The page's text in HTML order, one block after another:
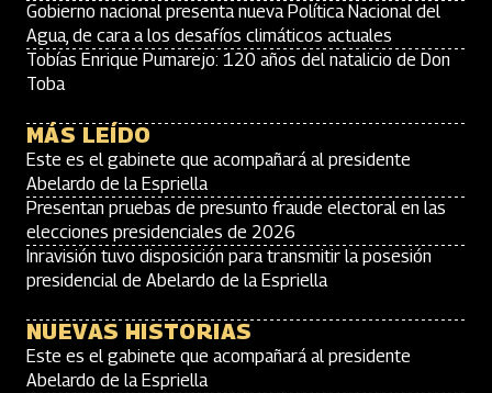
Gobierno nacional presenta nueva Política Nacional del
Agua, de cara a los desafíos climáticos actuales
Tobías Enrique Pumarejo: 120 años del natalicio de Don
Toba
MÁS LEÍDO
Este es el gabinete que acompañará al presidente
Abelardo de la Espriella
Presentan pruebas de presunto fraude electoral en las
elecciones presidenciales de 2026
Inravisión tuvo disposición para transmitir la posesión
presidencial de Abelardo de la Espriella
NUEVAS HISTORIAS
Este es el gabinete que acompañará al presidente
Abelardo de la Espriella